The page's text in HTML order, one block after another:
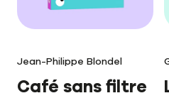
Jean-Philippe Blondel
Café sans filtre